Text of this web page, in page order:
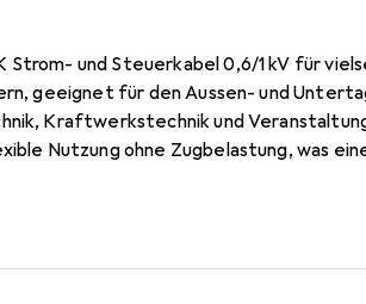
Strom- und Steuerkabel 0,6/1 kV für
geeignet für den Aussen- und
Kraftwerkstechnik und
Nutzung ohne Zugbelastung, was